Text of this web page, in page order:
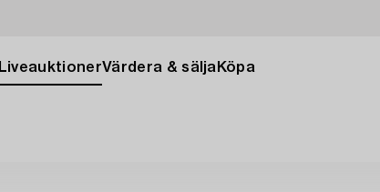
LiveauktionerVärdera & sälja Köpa